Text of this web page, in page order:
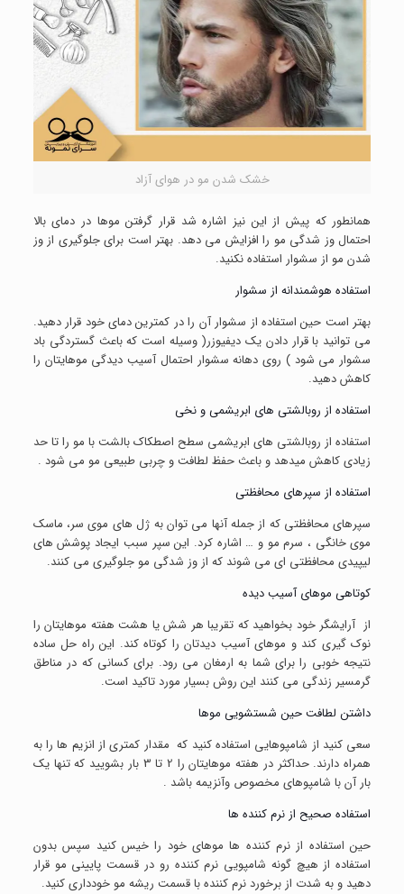
خشک شدن مو در هوای آزاد
همانطور که پیش از این نیز اشاره شد قرار گرفتن موها در دمای بالا
احتمال وز شدگی مو را افزایش می دهد. بهتر است برای جلوگیری از وز
شدن مو از سشوار استفاده نکنید.
استفاده هوشمندانه از سشوار
بهتر است حین استفاده از سشوار آن را در کمترین دمای خود قرار دهید.
می توانید با قرار دادن یک دیفیوزر( وسیله است که باعث گستردگی باد
سشوار می شود ) روی دهانه سشوار احتمال آسیب دیدگی موهایتان را
کاهش دهید.
استفاده از روبالشتی های ابریشمی و نخی
استفاده از روبالشتی های ابریشمی سطح اصطکاک بالشت با مو را تا حد
زیادی کاهش میدهد و باعث حفظ لطافت و چربی طبیعی مو می شود .
استفاده از سپرهای محافظتی
سپرهای محافظتی که از جمله آنها می توان به ژل های موی سر، ماسک
موی خانگی ، سرم مو و … اشاره کرد. این سپر سبب ایجاد پوشش های
لیپیدی محافظتی ای می شوند که از وز شدگی مو جلوگیری می کنند.
کوتاهی موهای آسیب دیده
از آرایشگر خود بخواهید که تقریبا هر شش یا هشت هفته موهایتان را
نوک گیری کند و موهای آسیب دیدتان را کوتاه کند. این راه حل ساده
نتیجه خوبی را برای شما به ارمغان می رود. برای کسانی که در مناطق
گرمسیر زندگی می کنند این روش بسیار مورد تاکید است.
داشتن لطافت حین شستشویی موها
سعی کنید از شامپوهایی استفاده کنید که مقدار کمتری از انزیم ها را به
همراه دارند. حداکثر در هفته موهایتان را 2 تا 3 بار بشویید که تنها یک
بار آن با شامپوهای مخصوص وآنزیمه باشد .
استفاده صحیح از نرم کننده ها
حین استفاده از نرم کننده ها موهای خود را خیس کنید سپس بدون
استفاده از هیچ گونه شامپویی نرم کننده رو در قسمت پایینی مو قرار
دهید و به شدت از برخورد نرم کننده با قسمت ریشه مو خودداری کنید.